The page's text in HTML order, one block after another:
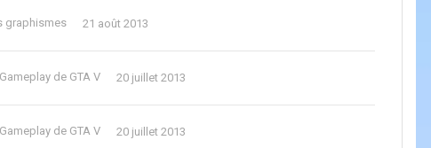
graphismes 21 août 2013
de GTA V 20 juillet 2013
de GTA V 20 juillet 2013